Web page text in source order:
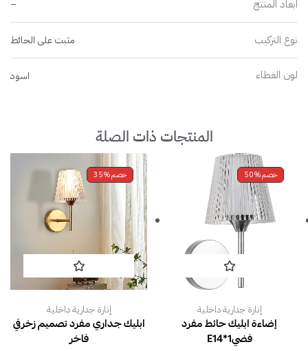
ابعاد المنتج –
نوع التركيب مثبت على الحائط
لون الغطاء اسود
المنتجات ذات الصلة
خصم50%
إنارة جدارية داخلية
إضاءة ابليك حائط مفرد
فضي1*E14
خصم35%
إنارة جدارية داخلية
ابليك جداري مفرد تصميم زخرفي
فاخر